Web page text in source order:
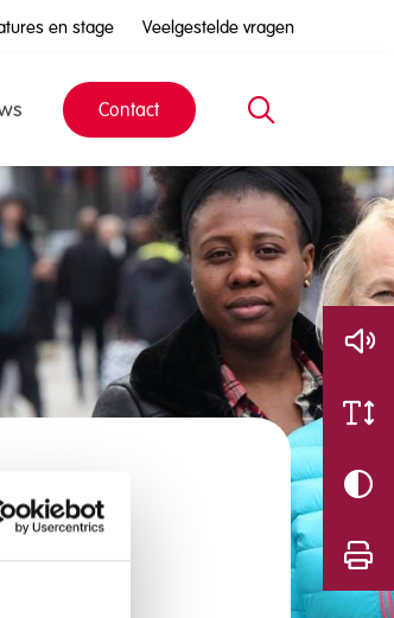
en stage Veelgestelde vragen
Contact